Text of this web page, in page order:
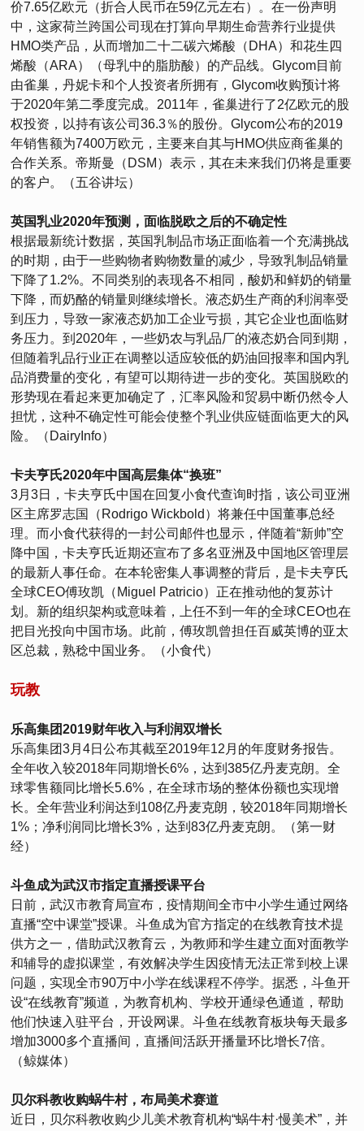
价7.65亿欧元（折合人民币在59亿元左右）。在一份声明
中，这家荷兰跨国公司现在打算向早期生命营养行业提供
HMO类产品，从而增加二十二碳六烯酸（DHA）和花生四
烯酸（ARA）（母乳中的脂肪酸）的产品线。Glycom目前
由雀巢，丹妮卡和个人投资者所拥有，Glycom收购预计将
于2020年第二季度完成。2011年，雀巢进行了2亿欧元的股
权投资，以持有该公司36.3％的股份。Glycom公布的2019
年销售额为7400万欧元，主要来自其与HMO供应商雀巢的
合作关系。帝斯曼（DSM）表示，其在未来我们仍将是重要
的客户。（五谷讲坛）
英国乳业2020年预测，面临脱欧之后的不确定性
根据最新统计数据，英国乳制品市场正面临着一个充满挑战
的时期，由于一些购物者购物数量的减少，导致乳制品销量
下降了1.2%。不同类别的表现各不相同，酸奶和鲜奶的销量
下降，而奶酪的销量则继续增长。液态奶生产商的利润率受
到压力，导致一家液态奶加工企业亏损，其它企业也面临财
务压力。到2020年，一些奶农与乳品厂的液态奶合同到期，
但随着乳品行业正在调整以适应较低的奶油回报率和国内乳
品消费量的变化，有望可以期待进一步的变化。英国脱欧的
形势现在看起来更加确定了，汇率风险和贸易中断仍然令人
担忧，这种不确定性可能会使整个乳业供应链面临更大的风
险。（DairyInfo）
卡夫亨氏2020年中国高层集体“换班”
3月3日，卡夫亨氏中国在回复小食代查询时指，该公司亚洲
区主席罗志国（Rodrigo Wickbold）将兼任中国董事总经
理。而小食代获得的一封公司邮件也显示，伴随着“新帅”空
降中国，卡夫亨氏近期还宣布了多名亚洲及中国地区管理层
的最新人事任命。在本轮密集人事调整的背后，是卡夫亨氏
全球CEO傅玫凯（Miguel Patricio）正在推动他的复苏计
划。新的组织架构或意味着，上任不到一年的全球CEO也在
把目光投向中国市场。此前，傅玫凯曾担任百威英博的亚太
区总裁，熟稔中国业务。（小食代）
玩教
乐高集团2019财年收入与利润双增长
乐高集团3月4日公布其截至2019年12月的年度财务报告。
全年收入较2018年同期增长6%，达到385亿丹麦克朗。全
球零售额同比增长5.6%，在全球市场的整体份额也实现增
长。全年营业利润达到108亿丹麦克朗，较2018年同期增长
1%；净利润同比增长3%，达到83亿丹麦克朗。（第一财
经）
斗鱼成为武汉市指定直播授课平台
日前，武汉市教育局宣布，疫情期间全市中小学生通过网络
直播“空中课堂”授课。斗鱼成为官方指定的在线教育技术提
供方之一，借助武汉教育云，为教师和学生建立面对面教学
和辅导的虚拟课堂，有效解决学生因疫情无法正常到校上课
问题，实现全市90万中小学在线课程不停学。据悉，斗鱼开
设“在线教育”频道，为教育机构、学校开通绿色通道，帮助
他们快速入驻平台，开设网课。斗鱼在线教育板块每天最多
增加3000多个直播间，直播间活跃开播量环比增长7倍。
（鲸媒体）
贝尔科教收购蜗牛村，布局美术赛道
近日，贝尔科教收购少儿美术教育机构“蜗牛村·慢美术”，并